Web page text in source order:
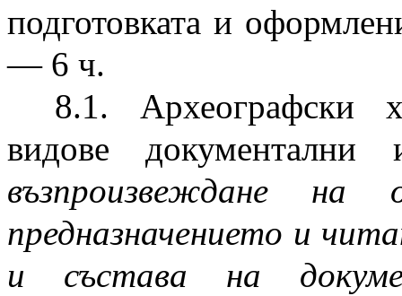
подготовката и
— 6 ч.
8.1. Археографски
видове
възпроизвеждане на
предназначението и
и състава на